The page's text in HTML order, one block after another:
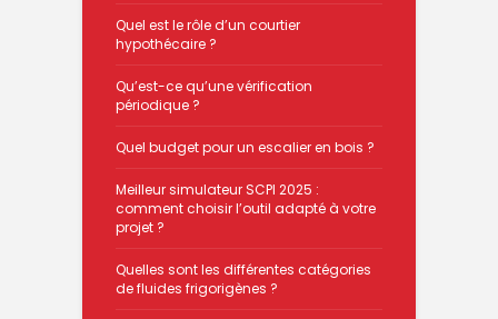
Quel est le rôle d’un courtier
hypothécaire ?
Qu’est-ce qu’une vérification
périodique ?
Quel budget pour un escalier en bois ?
Meilleur simulateur SCPI 2025 :
comment choisir l’outil adapté à votre
projet ?
Quelles sont les différentes catégories
de fluides frigorigènes ?